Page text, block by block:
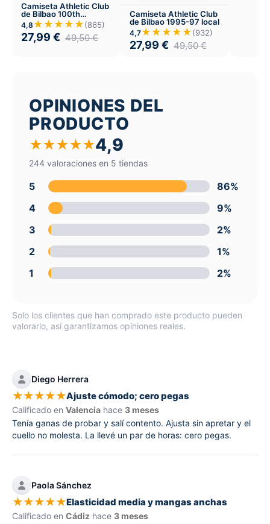
Camiseta Athletic Club
de Bilbao 100th
aniversario 1998
4,8 ★★★★★(865)
27,99 € 49,50€
Camiseta Athletic Club
de Bilbao 1995-97 local
4,7★★★★★(932)
27,99 € 49,50€
OPINIONES DEL
PRODUCTO
★★★★★4,9
244 valoraciones en 5 tiendas
5
86%
4
9%
3
2%
2
1%
1
2%
Solo los clientes que han comprado este producto pueden
valorarlo, así garantizamos opiniones reales.
Diego Herrera
★★★★★Ajuste cómodo; cero pegas
Calificado en Valencia hace 3 meses
Tenía ganas de probar y salí contento. Ajusta sin apretar y el
cuello no molesta. La llevé un par de horas: cero pegas.
Paola Sánchez
★★★★★Elasticidad media y mangas anchas
Calificado en Cádiz hace 3 meses